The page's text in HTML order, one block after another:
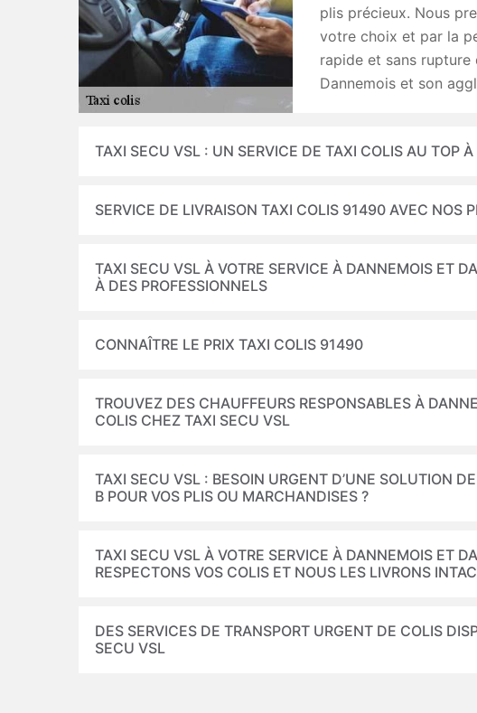
plis précieux. Nous
votre choix et par la
rapide et sans
Dannemois et son
TAXI SECU VSL : UN SERVICE DE TAXI COLIS AU TOP
SERVICE DE LIVRAISON TAXI COLIS 91490 AVEC NOS
TAXI SECU VSL À VOTRE SERVICE À DANNEMOIS ET
À DES PROFESSIONNELS
CONNAÎTRE LE PRIX TAXI COLIS 91490
TROUVEZ DES CHAUFFEURS RESPONSABLES À
COLIS CHEZ TAXI SECU VSL
TAXI SECU VSL : BESOIN URGENT D’UNE SOLUTION
B POUR VOS PLIS OU MARCHANDISES ?
TAXI SECU VSL À VOTRE SERVICE À DANNEMOIS ET
RESPECTONS VOS COLIS ET NOUS LES LIVRONS
DES SERVICES DE TRANSPORT URGENT DE COLIS
SECU VSL